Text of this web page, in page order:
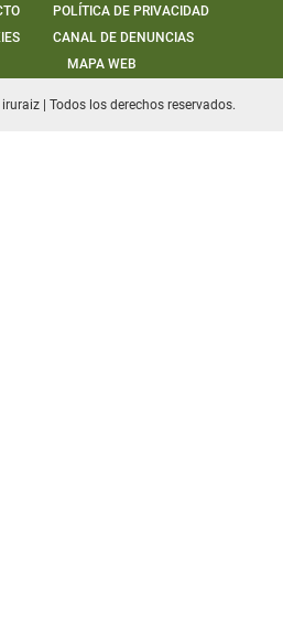
POLÍTICA DE PRIVACIDAD
CANAL DE DENUNCIAS
MAPA WEB
| Todos los derechos reservados.